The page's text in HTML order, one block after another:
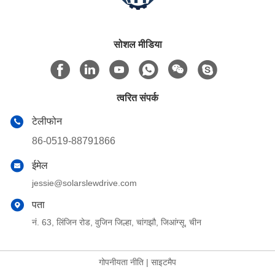
सोशल मीडिया
त्वरित संपर्क
टेलीफोन
86-0519-88791866
ईमेल
jessie@solarslewdrive.com
पता
नं. 63, लिंजिन रोड, वुजिन जिल्हा, चांगझौ, जिआंग्सू, चीन
गोपनीयता नीति | साइटमैप